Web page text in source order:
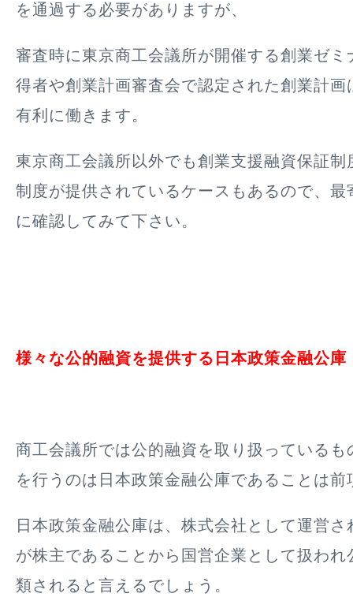
を通過する必要がありますが、
審査時に東京商工会議所が開催する創業ゼミ
得者や創業計画審査会で認定された創業計画
有利に働きます。
東京商工会議所以外でも創業支援融資保証制
制度が提供されているケースもあるので、最
に確認してみて下さい。
様々な公的融資を提供する日本政策金融公庫
商工会議所では公的融資を取り扱っているも
を行うのは日本政策金融公庫であることは
日本政策金融公庫は、株式会社として運営
が株主であることから国営企業として扱われ
類されると言えるでしょう。